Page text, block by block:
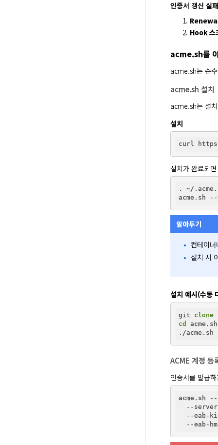
인증서 갱신 실
Hook 스
acme.sh를
acme.sh는 순
acme.sh 설치
acme.sh는 설
설치
설치가 완료되
. ~/
알아두기
컨테이
설치 시
설치 예시(수동
git clone
cd
acme.sh
ACME 계정 등
인증서를 발급
acme.sh
--
--eab-
--eab-